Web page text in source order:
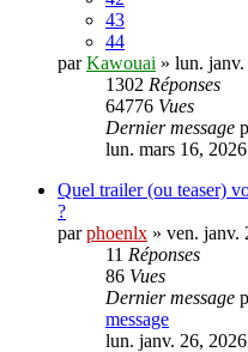
43
44
parKawouai » lun.
1302 Réponses
64776 Vues
Dernier message
lun. mars 16,
Quel trailer (ou teaser)
?
parphoenlx » ven. janv.
11 Réponses
86 Vues
Dernier message
message
lun. janv. 26,